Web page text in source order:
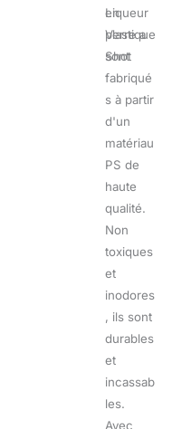
Liqueur
Verre a
Shot
en
plastique
sont
fabriqué
s à partir
d'un
matériau
PS de
haute
qualité.
Non
toxiques
et
inodores
, ils sont
durables
et
incassab
les.
Avec